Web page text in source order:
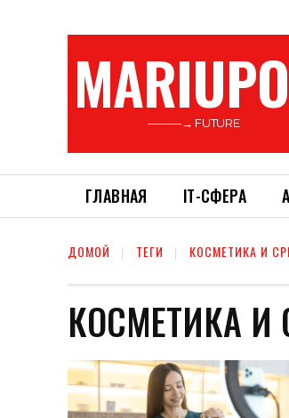
———→ FUTURE
ГЛАВНАЯ ІТ-СФЕРА
ДОМОЙ ТЕГИ КОСМЕТИКА И
КОСМЕТИКА И